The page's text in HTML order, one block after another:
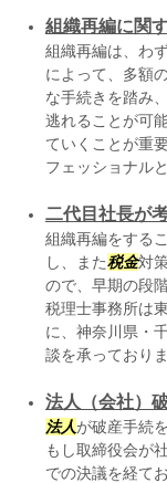
組織再編に関
組織再編は、わ
によって、多額
な手続きを踏み
逃れることが可
ていくことが重
フェッショナル
二代目社長が
組織再編をする
し、また税金対
ので、早期の段
税理士事務所は
に、神奈川県・
談を承っておりま
法人（会社）
法人が破産手続
もし取締役会が
での決議を経て